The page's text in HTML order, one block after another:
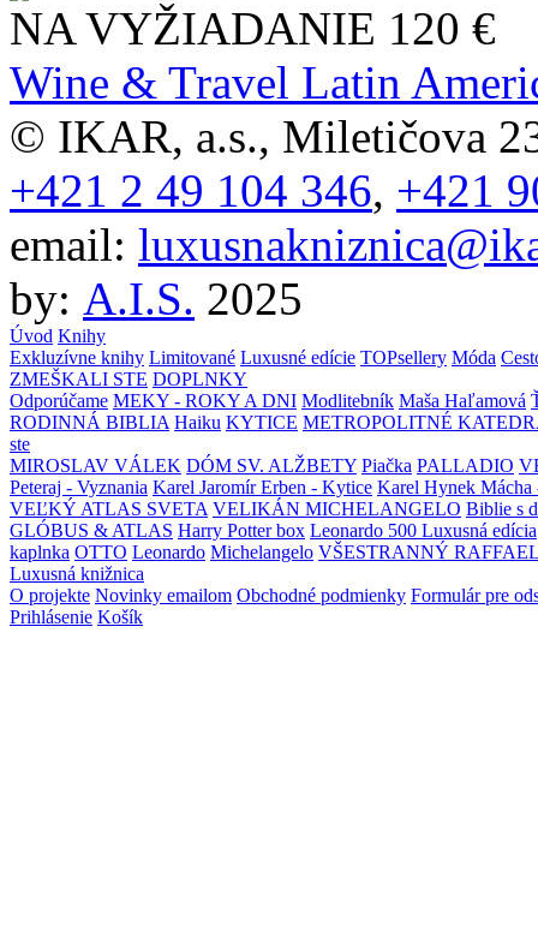
NA VYŽIADANIE 120 €
Wine & Travel Latin
© IKAR, a.s., Miletičova
+421 2 49 104 346, +421
email:
by: A.I.S. 2025
Úvod Knihy
Exkluzívne knihy Limitované Luxusné edície TOPsellery Móda
ZMEŠKALI STE DOPLNKY
Odporúčame MEKY - ROKY A DNI Modlitebník Maša Haľamová
RODINNÁ BIBLIA Haiku KYTICE METROPOLITNÉ
ste
MIROSLAV VÁLEK DÓM SV. ALŽBETY Piačka PALLADIO
Peteraj - Vyznania Karel Jaromír Erben - Kytice Karel Hynek Mácha
VEĽKÝ ATLAS SVETA VELIKÁN MICHELANGELO Biblie s
GLÓBUS & ATLAS Harry Potter box Leonardo 500 Luxusná edícia
kaplnka OTTO Leonardo Michelangelo VŠESTRANNÝ
Luxusná knižnica
O projekte Novinky emailom Obchodné podmienky Formulár pre
Prihlásenie Košík